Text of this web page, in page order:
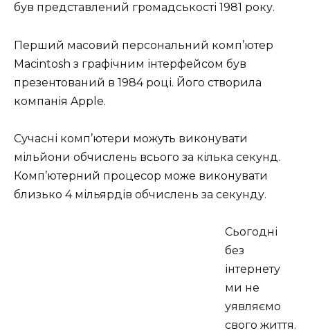
був представлений громадськості 1981 року.
Перший масовий персональний комп’ютер
Macintosh з графічним інтерфейсом був
презентований в 1984 році. Його створила
компанія Apple.
Сучасні комп’ютери можуть виконувати
мільйони обчислень всього за кілька секунд.
Комп’ютерний процесор може виконувати
близько 4 мільярдів обчислень за секунду.
Сьогодні
без
інтернету
ми не
уявляємо
свого життя.